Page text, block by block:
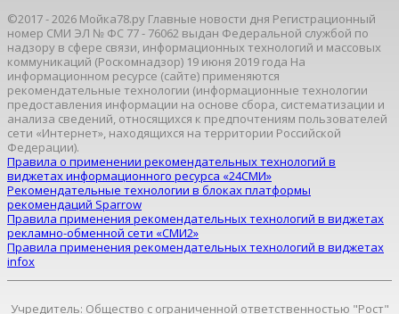
©2017 - 2026 Мойка78.ру Главные новости дня Регистрационный
номер СМИ ЭЛ № ФС 77 - 76062 выдан Федеральной службой по
надзору в сфере связи, информационных технологий и массовых
коммуникаций (Роскомнадзор) 19 июня 2019 года На
информационном ресурсе (сайте) применяются
рекомендательные технологии (информационные технологии
предоставления информации на основе сбора, систематизации и
анализа сведений, относящихся к предпочтениям пользователей
сети «Интернет», находящихся на территории Российской
Федерации).
Правила о применении рекомендательных технологий в
виджетах информационного ресурса «24СМИ»
Рекомендательные технологии в блоках платформы
рекомендаций Sparrow
Правила применения рекомендательных технологий в виджетах
рекламно-обменной сети «СМИ2»
Правила применения рекомендательных технологий в виджетах
infox
Учредитель: Общество с ограниченной ответственностью "Рост"